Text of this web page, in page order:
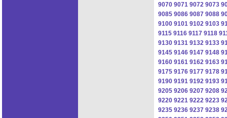
9070 9071 9072 9073
9085 9086 9087 9088
9100 9101 9102 9103
9115 9116 9117 9118
9130 9131 9132 9133
9145 9146 9147 9148
9160 9161 9162 9163
9175 9176 9177 9178
9190 9191 9192 9193
9205 9206 9207 9208
9220 9221 9222 9223
9235 9236 9237 9238